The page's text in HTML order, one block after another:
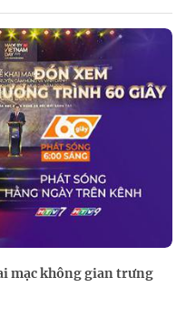
mạc không gian trưng